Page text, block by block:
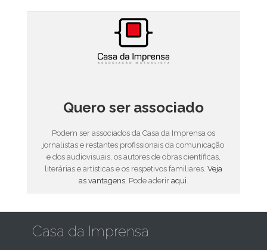
Quero ser associado
Podem ser associados da Casa da Imprensa os
jornalistas e restantes profissionais da comunicação
e dos audiovisuais, os autores de obras científicas,
literárias e artísticas e os respetivos familiares. Veja
as vantagens. Pode aderir aqui.
Casa da Imprensa